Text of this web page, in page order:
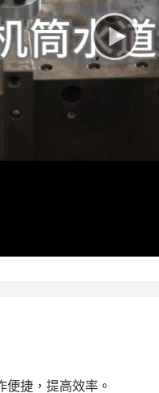
表面處理
再生料加工
PVC
捷，提高效率。